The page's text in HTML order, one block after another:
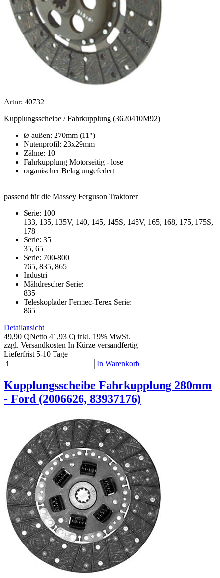
Artnr: 40732
Kupplungsscheibe / Fahrkupplung (3620410M92)
Ø außen: 270mm (11")
Nutenprofil: 23x29mm
Zähne: 10
Fahrkupplung Motorseitig - lose
organischer Belag ungefedert
passend für die Massey Ferguson Traktoren
Serie: 100
133, 135, 135V, 140, 145, 145S, 145V, 165, 168, 175, 175S,
178
Serie: 35
35, 65
Serie: 700-800
765, 835, 865
Industri
Mähdrescher Serie:
835
Teleskoplader Fermec-Terex Serie:
865
Detailansicht
49,90 €(Netto 41,93 €) inkl. 19% MwSt.
zzgl. Versandkosten In Kürze versandfertig
Lieferfrist 5-10 Tage
In Warenkorb
Kupplungsscheibe Fahrkupplung 280mm
- Ford (2006626, 83937176)